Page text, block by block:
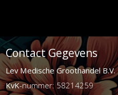
Contact Gegevens
Lev Medische Groothandel B.V.
KvK-nummer: 58214259